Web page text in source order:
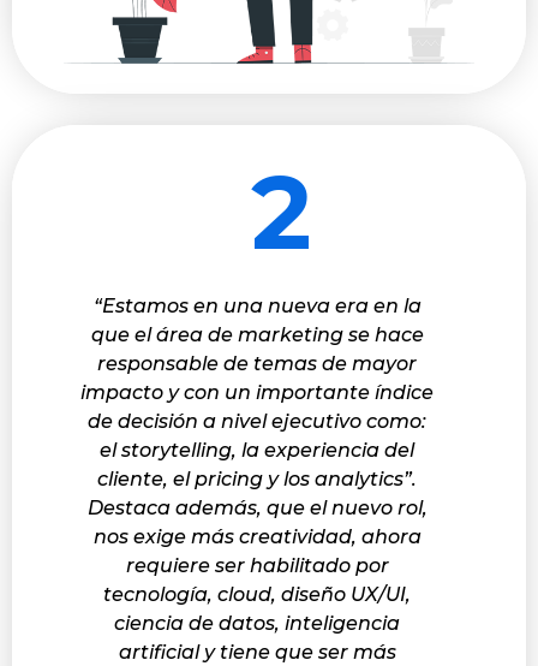
2
“Estamos en una nueva era en la
que el área de marketing se hace
responsable de temas de mayor
impacto y con un importante índice
de decisión a nivel ejecutivo como:
el storytelling, la experiencia del
cliente, el pricing y los analytics”.
Destaca además, que el nuevo rol,
nos exige más creatividad, ahora
requiere ser habilitado por
tecnología, cloud, diseño UX/UI,
ciencia de datos, inteligencia
artificial y tiene que ser más